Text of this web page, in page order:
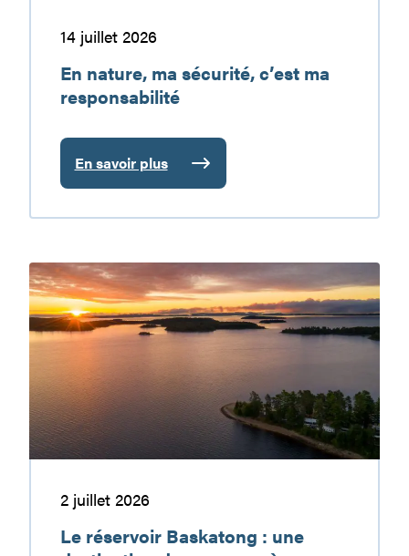
14 juillet 2026
En nature, ma sécurité, c’est ma
responsabilité
En savoir plus
:
En
nature,
sécurité,
c’est
ma
responsabilité
Le
réservoir
Baskatong
:
une
destination
de
vacances
à
2 juillet 2026
Le réservoir Baskatong : une